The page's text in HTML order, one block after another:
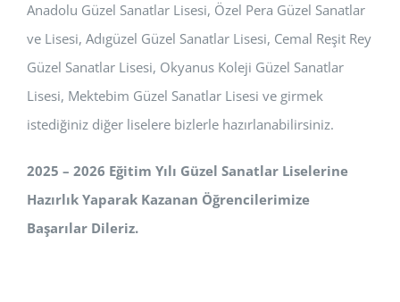
Anadolu Güzel Sanatlar Lisesi, Özel Pera Güzel Sanatlar
ve Lisesi, Adıgüzel Güzel Sanatlar Lisesi, Cemal Reşit Rey
Güzel Sanatlar Lisesi, Okyanus Koleji Güzel Sanatlar
Lisesi, Mektebim Güzel Sanatlar Lisesi ve girmek
istediğiniz diğer liselere bizlerle hazırlanabilirsiniz.
2025 – 2026 Eğitim Yılı Güzel Sanatlar Liselerine
Hazırlık Yaparak Kazanan Öğrencilerimize
Başarılar Dileriz.